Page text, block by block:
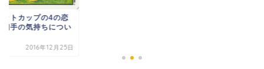
ットカップの4の恋
相手の気持ちについ
2016年12月25日